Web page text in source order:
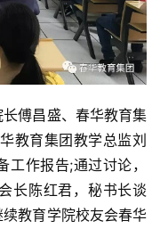
傅昌盛、春华教育集
教育集团教学总监刘
作报告;通过讨论，
长陈红君，秘书长谈
教育学院校友会春华